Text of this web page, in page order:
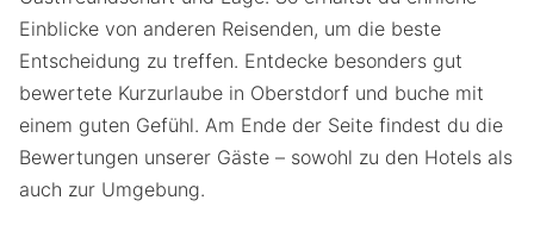
Einblicke von anderen Reisenden, um die beste
Entscheidung zu treffen. Entdecke besonders gut
bewertete Kurzurlaube in Oberstdorf und buche mit
einem guten Gefühl. Am Ende der Seite findest du die
Bewertungen unserer Gäste – sowohl zu den Hotels als
auch zur Umgebung.